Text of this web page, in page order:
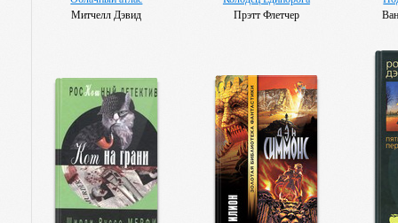
Митчелл Дэвид
Прэтт Флетчер